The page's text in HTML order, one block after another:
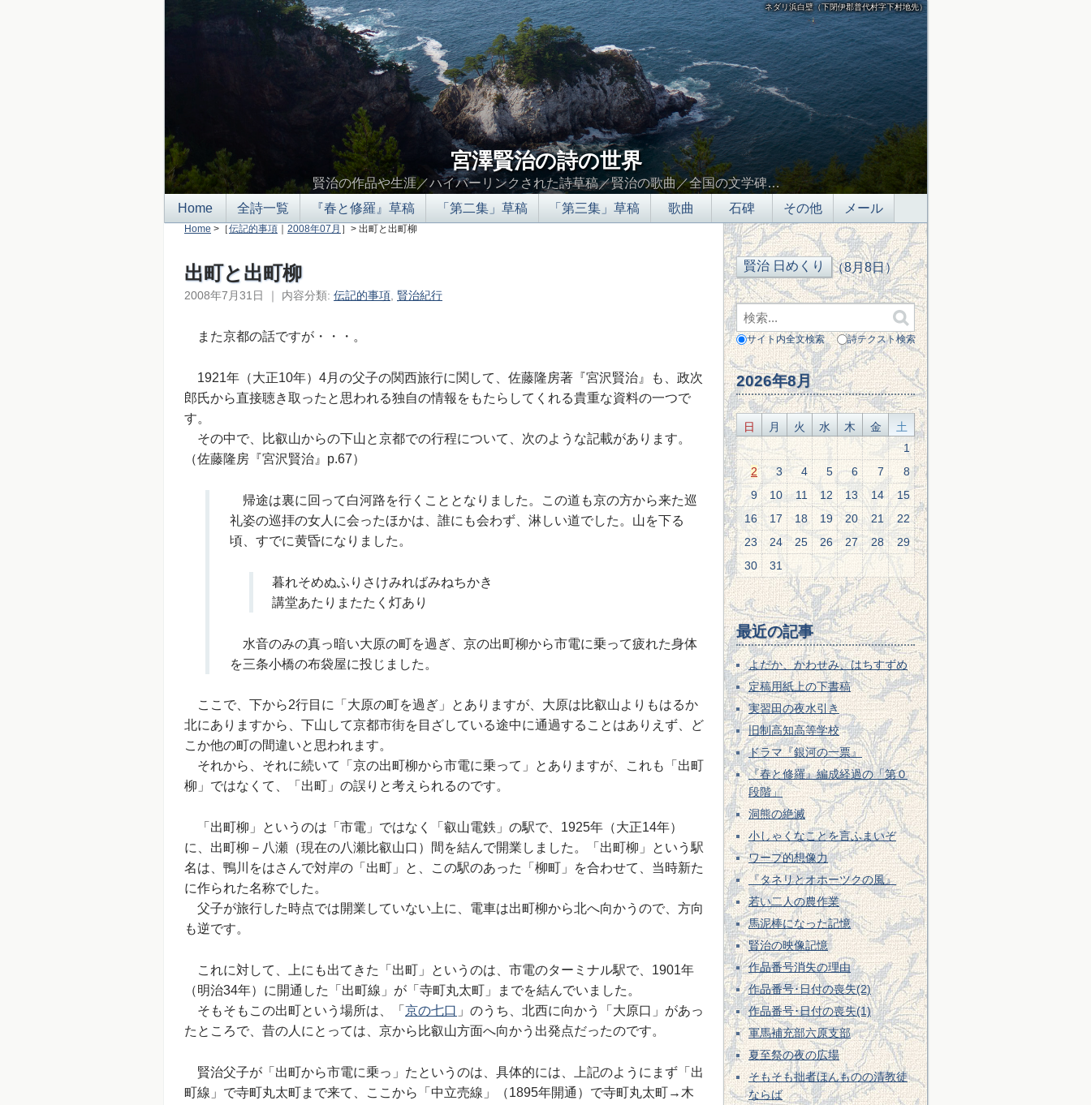
ネダリ浜白壁（下閉伊郡普代村字下村地先）
宮澤賢治の詩の世界
賢治の作品や生涯／ハイパーリンクされた詩草稿／賢治の歌曲／全国の文学碑…
Home
全詩一覧 『春と修羅』草稿 「第二集」草稿 「第三集」草稿 歌曲 石碑 その他 メール
Home >［伝記的事項 ｜ 2008年07月 ］> 出町と出町柳
出町と出町柳
2008年7月31日 ｜ 内容分類: 伝記的事項 賢治紀行
また京都の話ですが・・・。
1921年（大正10年）4月の父子の関西旅行に関して、佐藤隆房著『宮沢賢治』も、政次
郎氏から直接聴き取ったと思われる独自の情報をもたらしてくれる貴重な資料の一つで
す。
その中で、比叡山からの下山と京都での行程について、次のような記載があります。
（佐藤隆房『宮沢賢治』p.67）
帰途は裏に回って白河路を行くこととなりました。この道も京の方から来た巡
礼姿の巡拝の女人に会ったほかは、誰にも会わず、淋しい道でした。山を下る
頃、すでに黄昏になりました。
暮れそめぬふりさけみればみねちかき
講堂あたりまたたく灯あり
水音のみの真っ暗い大原の町を過ぎ、京の出町柳から市電に乗って疲れた身体
を三条小橋の布袋屋に投じました。
ここで、下から2行目に「大原の町を過ぎ」とありますが、大原は比叡山よりもはるか
北にありますから、下山して京都市街を目ざしている途中に通過することはありえず、ど
こか他の町の間違いと思われます。
それから、それに続いて「京の出町柳から市電に乗って」とありますが、これも「出町
柳」ではなくて、「出町」の誤りと考えられるのです。
「出町柳」というのは「市電」ではなく「叡山電鉄」の駅で、1925年（大正14年）
に、出町柳－八瀬（現在の八瀬比叡山口）間を結んで開業しました。「出町柳」という駅
名は、鴨川をはさんで対岸の「出町」と、この駅のあった「柳町」を合わせて、当時新た
に作られた名称でした。
父子が旅行した時点では開業していない上に、電車は出町柳から北へ向かうので、方向
も逆です。
これに対して、上にも出てきた「出町」というのは、市電のターミナル駅で、1901年
（明治34年）に開通した「出町線」が「寺町丸太町」までを結んでいました。
そもそもこの出町という場所は、「 京の七口 」のうち、北西に向かう「大原口」があっ
たところで、昔の人にとっては、京から比叡山方面へ向かう出発点だったのです。
賢治父子が「出町から市電に乗っ」たというのは、具体的には、上記のようにまず「出
町線」で寺町丸太町まで来て、ここから「中立売線」（1895年開通）で寺町丸太町→木
（8月8日）
サイト内全文検索 詩テクスト検索
2026年8月
日 月 火 水 木 金
土
1
2
3 4 5 6 7
8
9
10 11 12 13 14
15
16
17 18 19 20 21
22
23
24 25 26 27 28
29
30
31
最近の記事
よだか、かわせみ、はちすずめ
定稿用紙上の下書稿
実習田の夜水引き
旧制高知高等学校
ドラマ『銀河の一票』
『春と修羅』編成経過の「第０
段階」
洞熊の絶滅
小しゃくなことを言ふまいぞ
ワープ的想像力
『タネリとオホーツクの風』
若い二人の農作業
馬泥棒になった記憶
賢治の映像記憶
作品番号消失の理由
作品番号･日付の喪失(2)
作品番号･日付の喪失(1)
軍馬補充部六原支部
夏至祭の夜の広場
そもそも拙者ほんものの清教徒
ならば